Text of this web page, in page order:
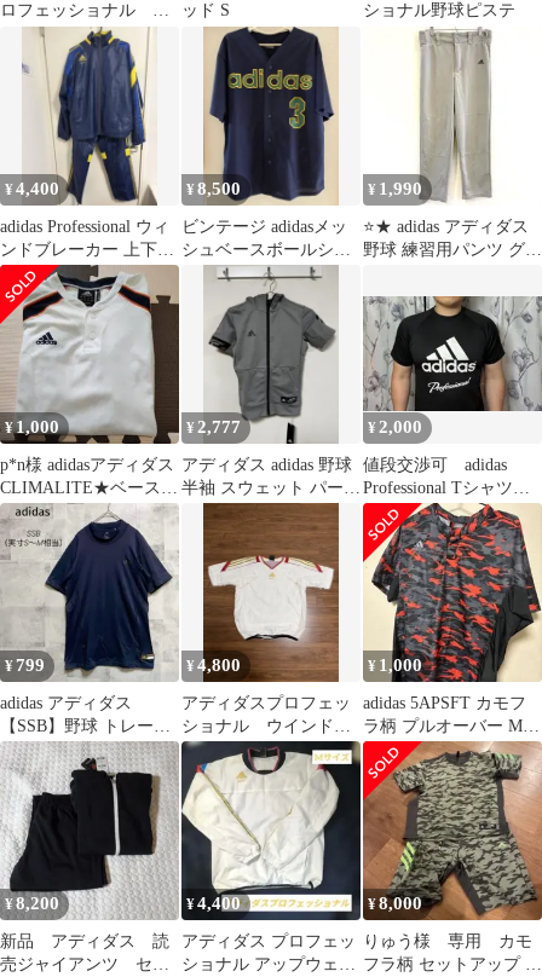
ロフェッショナル セ
ットアップ 《上:M,
下:Lサイズ》
ッド S
ショナル野球ピステ
¥4,400
adidas Professional ウィ
ンドブレーカー 上下セ
ット
¥8,500
ビンテージ adidasメッ
シュベースボールシャ
ツ US製-M-(L、XL相
¥ 1,990
⭐️★ adidas アディダス
野球 練習用パンツ グレ
ト
¥1,000
p*n様 adidasアディダス
CLIMALITE★ベースボ
ールシャツ Mサイズ
¥ 2,777
アディダス adidas 野球
半袖 スウェット パーカ
¥ 2,000
値段交渉可 adidas
Professional Tシャツ
アディダス野球
¥799
adidas アディダス
【SSB】野球 トレーニ
ング 半袖 ブラック
¥4,800
アディダスプロフェッ
ショナル ウインドブ
レーカー （坂本勇人
選手モデル）
¥ 1,000
adidas 5APSFT カモフ
ラ柄 プルオーバー Mサ
イズ
¥8,200
新品 アディダス 読
売ジャイアンツ セッ
¥4,400
アディダス プロフェッ
ショナル アップウェア
¥8,000
りゅう様 専用 カモ
フラ柄 セットアップ 上